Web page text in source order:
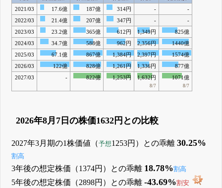
2021/03
17.6億 187億 314円 -
-
2022/03
21.4億 207億 347円 -
-
2023/03
23.2億 365億 612円 1,349円
825億
2024/03
34.7億 588億 962円 2,356円
1440億
2025/03
67.1億 867億 1,384円 2,397円
1574億
2026/03
122億 828億 1,261円 1,336円
877億
2027/03
- 822億 1,253円 1,632円
8/7
1071億
8/7
2026年8月7日の株価1632円との比較
2027年3月期の1株価値（予想1253円）との乖離30.25%
割高
3年後の想定株価（1374円）との乖離 18.78%割高
5年後の想定株価（2898円）との乖離-43.69%割安